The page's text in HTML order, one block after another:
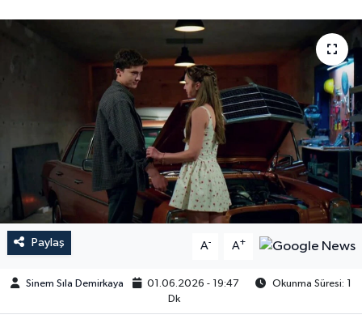
Paylaş A- A+
Sinem Sıla Demirkaya 01.06.2026 - 19:47
Okunma Süresi: 1
Dk